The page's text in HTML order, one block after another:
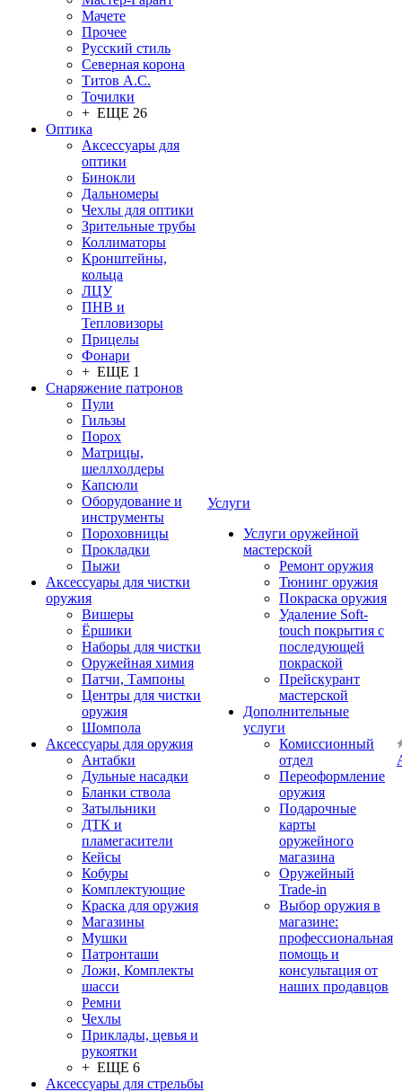
Мачете
Прочее
Русский стиль
Северная корона
Титов А.С.
Точилки
+ ЕЩЕ 26
Оптика
Аксессуары для
оптики
Бинокли
Дальномеры
Чехлы для оптики
Зрительные трубы
Коллиматоры
Кронштейны,
кольца
ЛЦУ
ПНВ и
Тепловизоры
Прицелы
Фонари
+ ЕЩЕ 1
Снаряжение патронов
Пули
Гильзы
Порох
Матрицы,
шеллхолдеры
Капсюли
Оборудование и
инструменты
Пороховницы
Прокладки
Пыжи
Аксессуары для чистки
оружия
Вишеры
Ёршики
Наборы для чистки
Оружейная химия
Патчи, Тампоны
Центры для чистки
оружия
Шомпола
Аксессуары для оружия
Антабки
Дульные насадки
Бланки ствола
Затыльники
ДТК и
пламегасители
Кейсы
Кобуры
Комплектующие
Краска для оружия
Магазины
Мушки
Патронташи
Ложи, Комплекты
шасси
Ремни
Чехлы
Приклады, цевья и
рукоятки
+ ЕЩЕ 6
Аксессуары для стрельбы
Услуги
Услуги оружейной
мастерской
Ремонт оружия
Тюнинг оружия
Покраска оружия
Удаление Soft-
touch покрытия с
последующей
покраской
Прейскурант
мастерской
Дополнительные
услуги
Комиссионный
отдел
Переоформление
оружия
Подарочные
карты
оружейного
магазина
Оружейный
Trade-in
Выбор оружия в
магазине:
профессиональная
помощь и
консультация от
наших продавцов